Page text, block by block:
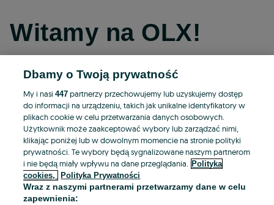
Witamy na OLX!
Kontynuuj przez Facebooka
Kontynuuj przez konto Apple
Kontynuuj przez konto Google
LUB
Dbamy o Twoją prywatność
My i nasi447 partnerzy przechowujemy lub uzyskujemy dostęp
do informacji na urządzeniu, takich jak unikalne identyfikatory w
plikach cookie w celu przetwarzania danych osobowych.
Użytkownik może zaakceptować wybory lub zarządzać nimi,
klikając poniżej lub w dowolnym momencie na stronie polityki
prywatności. Te wybory będą sygnalizowane naszym partnerom
i nie będą miały wpływu na dane przeglądania.
Polityka
cookies,
Polityka Prywatności
Wraz z naszymi partnerami przetwarzamy dane w celu
zapewnienia: